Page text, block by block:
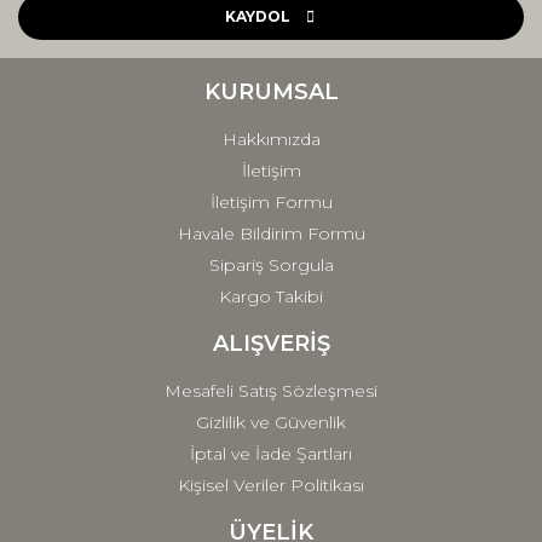
Ürün açıklamasında eksik bilgiler bulunuyor.
Ürün fiyatı diğer sitelerden daha pahalı.
Gönder
KAYDOL
KURUMSAL
Hakkımızda
İletişim
İletişim Formu
Havale Bildirim Formu
Sipariş Sorgula
Kargo Takibi
ALIŞVERİŞ
Mesafeli Satış Sözleşmesi
Gizlilik ve Güvenlik
İptal ve İade Şartları
Kişisel Veriler Politikası
ÜYELİK